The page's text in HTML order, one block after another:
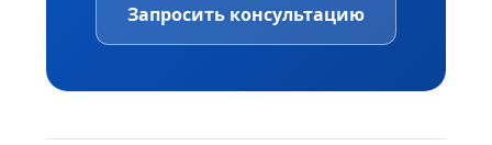
Запросить консультацию